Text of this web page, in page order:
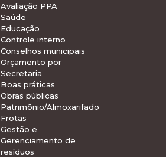
Avaliação PPA
Saúde
Educação
Controle interno
Conselhos municipais
Orçamento por
Secretaria
Boas práticas
Obras públicas
Patrimônio/Almoxarifado
Frotas
Gestão e
Gerenciamento de
resíduos